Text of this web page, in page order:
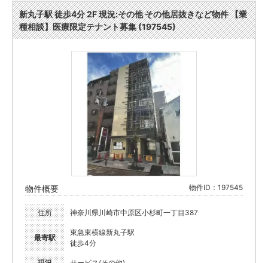
新丸子駅 徒歩4分 2F 現況:その他 その他居抜きなど物件 【業
種相談】医療限定テナント募集 (197545)
物件概要 物件ID：197545
住所 神奈川県川崎市中原区小杉町一丁目387
最寄駅
東急東横線新丸子駅
徒歩4分